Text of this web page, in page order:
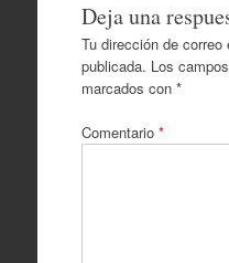
Deja una
Tu dirección de
publicada. Los
marcados con *
Comentario *